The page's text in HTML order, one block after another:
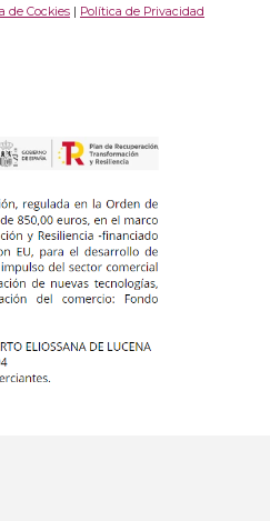
de Cockies| Política de Privacidad